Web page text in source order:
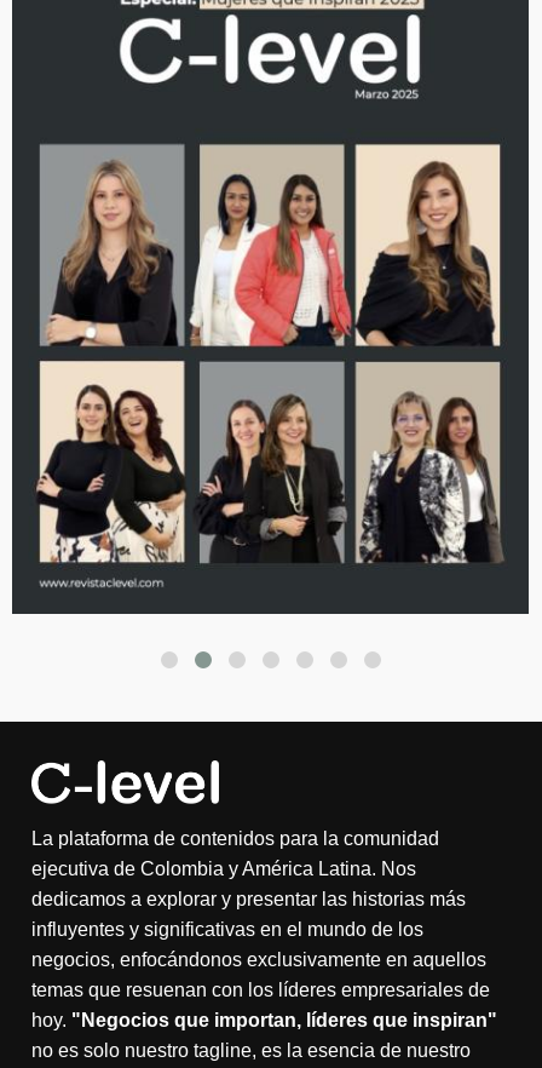
La plataforma de contenidos para la comunidad
ejecutiva de Colombia y América Latina. Nos
dedicamos a explorar y presentar las historias más
influyentes y significativas en el mundo de los
negocios, enfocándonos exclusivamente en aquellos
temas que resuenan con los líderes empresariales de
hoy. "Negocios que importan, líderes que inspiran"
no es solo nuestro tagline, es la esencia de nuestro